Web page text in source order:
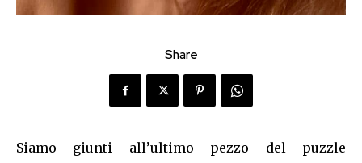
Share
Siamo giunti all’ultimo pezzo del puzzle